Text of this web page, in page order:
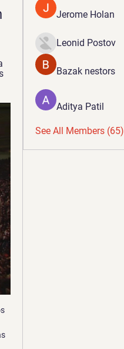
Torneos dejará de ser el encargado de esta actividad luego de 20 años. A partir de 2019 [...] Leer artícu
Jerome Holan
Leonid Postov
Bazak nestors
Aditya Patil
See All Members (65)